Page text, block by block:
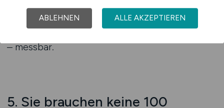
• mit den richtigen Keywords arbeitet
– messbar.
5. Sie brauchen keine 100
ABLEHNEN ALLE AKZEPTIEREN